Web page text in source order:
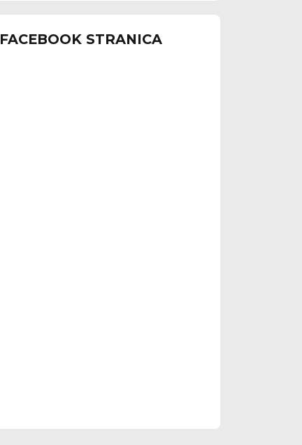
FACEBOOK STRANICA